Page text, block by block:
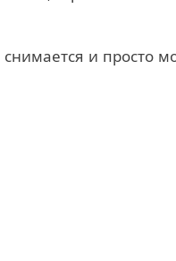
снимается и просто